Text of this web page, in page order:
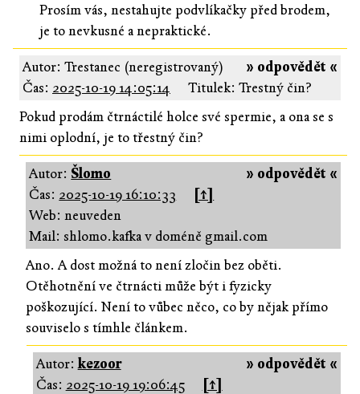
Prosím vás, nestahujte podvlíkačky před brodem,
je to nevkusné a nepraktické.
» odpovědět «
Autor: Trestanec (neregistrovaný)
Čas: 2025-10-19 14:05:14
Titulek: Trestný čin?
Pokud prodám čtrnáctilé holce své spermie, a ona se s
nimi oplodní, je to třestný čin?
» odpovědět «
Autor: Šlomo
Čas: 2025-10-19 16:10:33
[↑]
Web: neuveden
Mail: shlomo.kafka v doméně gmail.com
Ano. A dost možná to není zločin bez oběti.
Otěhotnění ve čtrnácti může být i fyzicky
poškozující. Není to vůbec něco, co by nějak přímo
souviselo s tímhle článkem.
» odpovědět «
Autor:kezoor
Čas: 2025-10-19 19:06:45
[↑]